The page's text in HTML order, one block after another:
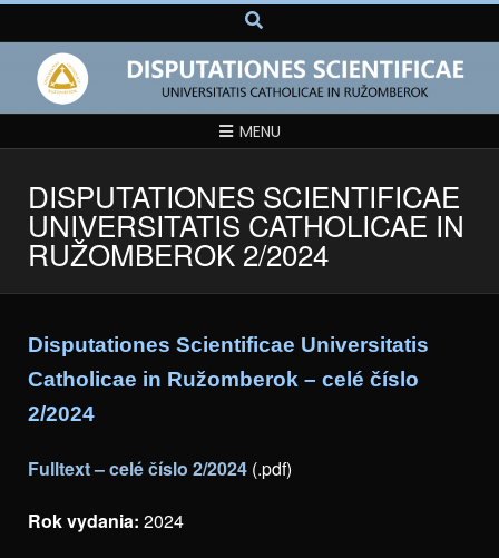
MENU
DISPUTATIONES SCIENTIFICAE
UNIVERSITATIS CATHOLICAE IN
RUŽOMBEROK 2/2024
Disputationes Scientificae Universitatis
Catholicae in Ružomberok – celé číslo
2/2024
Fulltext – celé číslo 2/2024 (.pdf)
Rok vydania: 2024